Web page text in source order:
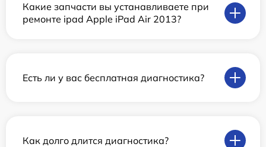
Какие запчасти вы устанавливаете при
ремонте ipad Apple iPad Air 2013?
Есть ли у вас бесплатная диагностика?
Как долго длится диагностика?